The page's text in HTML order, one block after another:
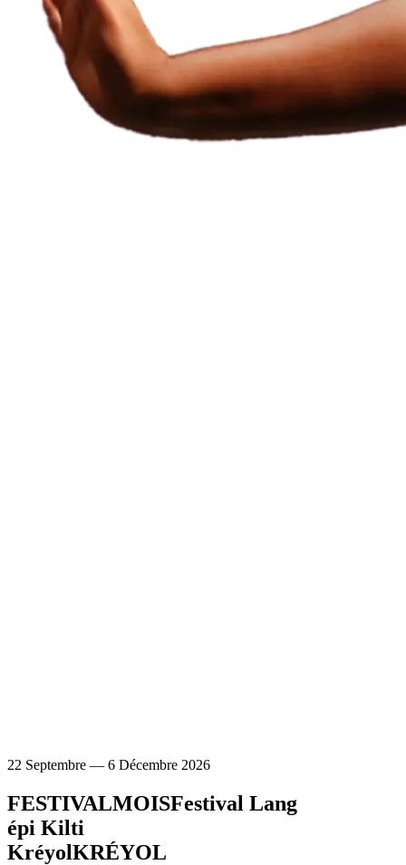
22 Septembre — 6 Décembre 2026
FESTIVALMOISFestival Lang
épi Kilti
KréyolKRÉYOL